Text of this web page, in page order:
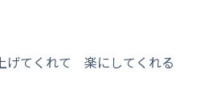
げてくれて 楽にしてくれる